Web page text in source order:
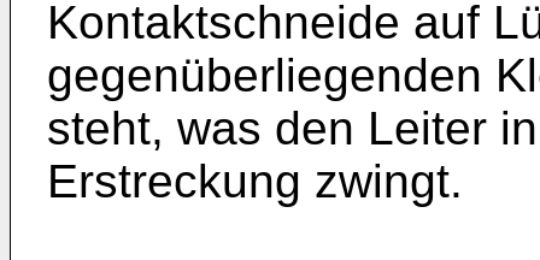
Kontaktschneide auf
gegenüberliegenden
steht, was den Leiter
Erstreckung zwingt.